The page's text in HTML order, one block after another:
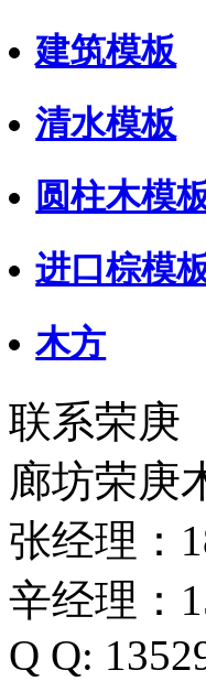
建筑模板
清水模板
圆柱木模
进口棕模
木方
联系荣庚
廊坊荣庚
张经理：
辛经理：
Q Q: